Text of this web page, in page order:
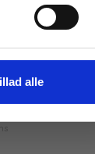
alle
Unger